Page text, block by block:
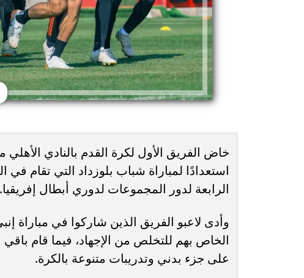
خاض الفريق الأول لكرة القدم بالنادي
استعدادًا لمباراة شباب بلوزداد التي تقام
الرابعة لدور المجموعات لدوري أبطال إفريقيا.
وأدى لاعبو الفريق الذين شاركوا في مباراة
الخاص بهم للتخلص من الإجهاد، فيما قام
على جزء بدني وتدريبات متنوعة بالكرة.
حُسنى شريفي العلوي تؤكد حضورها الفني
بأغنية ”أنا وحدة عادية”
انغام تختار جدة
البومها